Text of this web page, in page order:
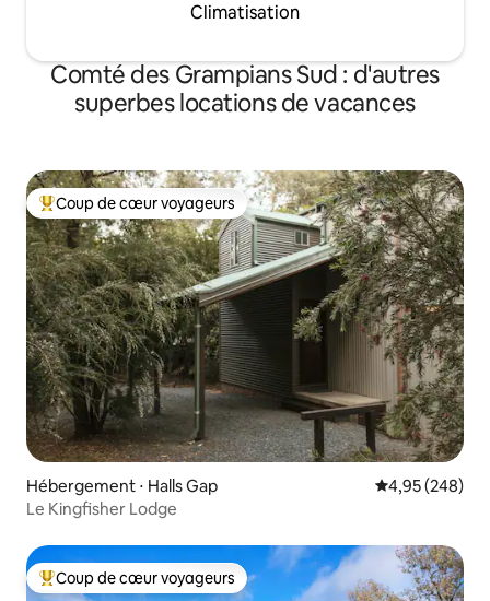
Climatisation
Comté des Grampians Sud : d'autres
superbes locations de vacances
Coups de cœur voyageurs les plus appréciés
Coup de cœur voyageurs
Hébergement ⋅ Halls Gap Évaluation
4,95 (248)
Le Kingfisher Lodge
Coups de cœur voyageurs les plus appréciés
Coup de cœur voyageurs